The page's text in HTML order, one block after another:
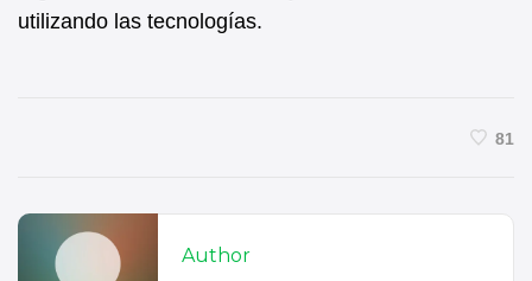
utilizando las tecnologías.
81
Author